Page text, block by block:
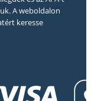
A weboldalon
keresse